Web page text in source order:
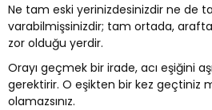
Ne tam eski yerinizdesinizdir ne de
varabilmişsinizdir; tam ortada, arafta
zor olduğu yerdir.
Orayı geçmek bir irade, acı eşiğini
gerektirir. O eşikten bir kez geçtiniz
olamazsınız.